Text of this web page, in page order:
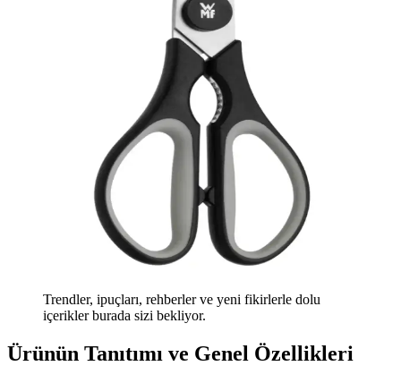
Trendler, ipuçları, rehberler ve yeni fikirlerle dolu
içerikler burada sizi bekliyor.
Ürünün Tanıtımı ve Genel Özellikleri